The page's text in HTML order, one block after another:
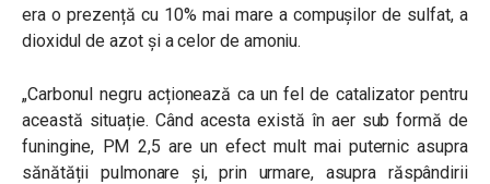
era o prezență cu 10% mai mare a compușilor de sulfat, a
dioxidul de azot și a celor de amoniu.
„Carbonul negru acționează ca un fel de catalizator pentru
această situație. Când acesta există în aer sub formă de
funingine, PM 2,5 are un efect mult mai puternic asupra
sănătății pulmonare și, prin urmare, asupra răspândirii